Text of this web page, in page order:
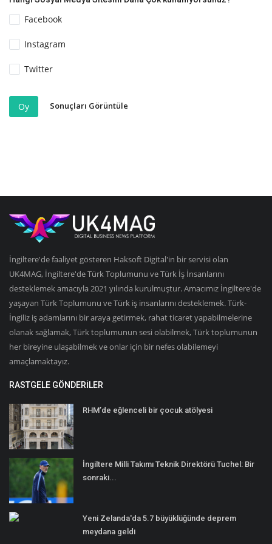
Facebook
Instagram
Twitter
Oy Sonuçları Görüntüle
İngiltere'de faaliyet gösteren Haksoft Digital'in bir servisi olan
UK4MAG, İngiltere'de Türk Toplumunu ve Türk İş İnsanlarını
desteklemek amacıyla 2021 yılında kurulmuştur. Amacımız İngiltere'de
yaşayan Türk Toplumunu ve Türk iş insanlarını desteklemek. Türk-
İngiliz iş adamlarını bir araya getirmek, rahat ticaret yapabilmelerine
olanak sağlamak, Türk toplumunun sesi olabilmek, Türk toplumunun
her bireyine ulaşabilmek ve onlar için bir nefes olabilemeyi
amaçlamaktayız.
RASTGELE GÖNDERILER
RHM’de eğlenceli bir çocuk atölyesi
İngiltere Milli Takımı Teknik Direktörü Tuchel: Bir
sonraki...
Yeni Zelanda'da 5.7 büyüklüğünde deprem
meydana geldi